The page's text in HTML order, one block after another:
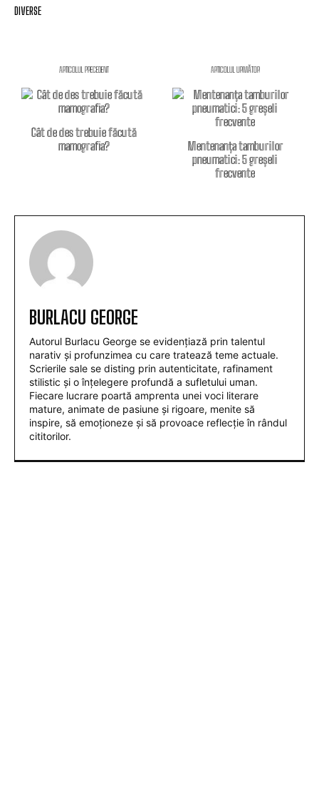
DIVERSE
ARTICOLUL PRECEDENT
Cât de des trebuie făcută
mamografia?
ARTICOLUL URMĂTOR
Mentenanța tamburilor
pneumatici: 5 greșeli
frecvente
BURLACU GEORGE
Autorul Burlacu George se evidențiază prin talentul
narativ și profunzimea cu care tratează teme actuale.
Scrierile sale se disting prin autenticitate, rafinament
stilistic și o înțelegere profundă a sufletului uman.
Fiecare lucrare poartă amprenta unei voci literare
mature, animate de pasiune și rigoare, menite să
inspire, să emoționeze și să provoace reflecție în rândul
cititorilor.